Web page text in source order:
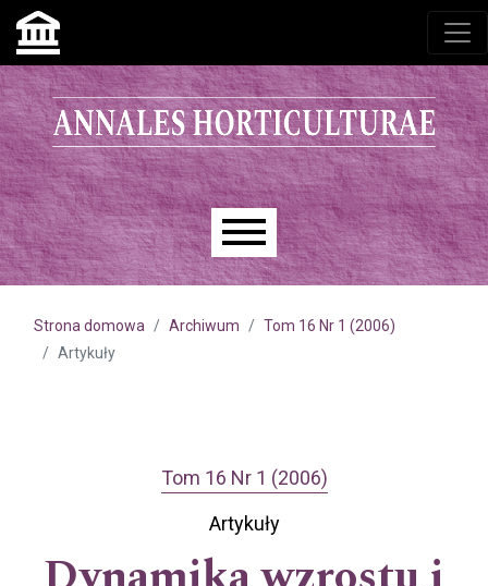
Przejdź do głównego menu
Przejdź do sekcji głównej
Przejdź do stopki
Main menu
Strona domowa Archiwum
Tom 16 Nr 1 (2006)
Artykuły
Tom 16 Nr 1 (2006)
Artykuły